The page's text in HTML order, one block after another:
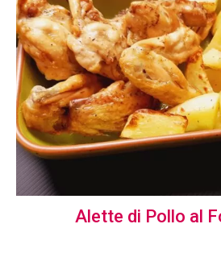
Alette di Pollo al